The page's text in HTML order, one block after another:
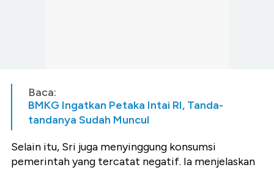
Baca:
BMKG Ingatkan Petaka Intai RI, Tanda-
tandanya Sudah Muncul
Selain itu, Sri juga menyinggung konsumsi
pemerintah yang tercatat negatif. Ia menjelaskan